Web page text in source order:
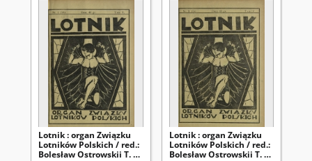
Lotnik : organ Związku
Lotników Polskich / red.:
Bolesław Ostrowskii T. 5,
Lotnik : organ Związku
Lotników Polskich / red.:
Bolesław Ostrowskii T. 5,